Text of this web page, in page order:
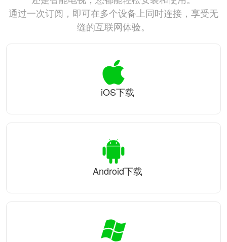
通过一次订阅，即可在多个设备上同时连接，享受无
缝的互联网体验。
iOS下载
Android下载